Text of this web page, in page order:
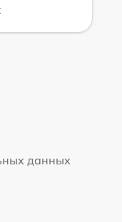
данных